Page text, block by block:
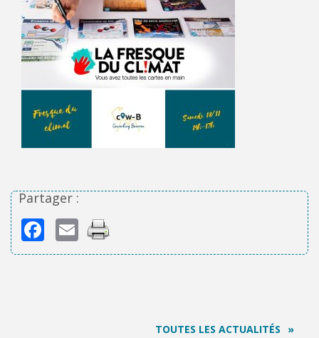
Partager :
Facebook
Email
TOUTES LES ACTUALITÉS